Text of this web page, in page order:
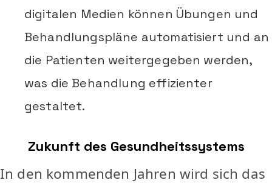
digitalen Medien können Übungen und
Behandlungspläne automatisiert und an
die Patienten weitergegeben werden,
was die Behandlung effizienter
gestaltet.
Zukunft des Gesundheitssystems
In den kommenden Jahren wird sich das